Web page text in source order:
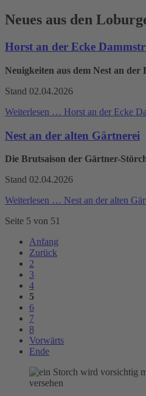
Neues aus den
Horst an der Ecke
Neuigkeiten aus dem Nest an der
Stand 02.04.2026
Weiterlesen … Horst an der Ecke
Nest an der alten Gärtnerei
Die Brutsaison der Gärtner-
Stand 02.04.2026
Weiterlesen … Nest an der alten
Seite 5 von 51
Anfang
Zurück
2
3
4
5
6
7
8
Vorwärts
Ende